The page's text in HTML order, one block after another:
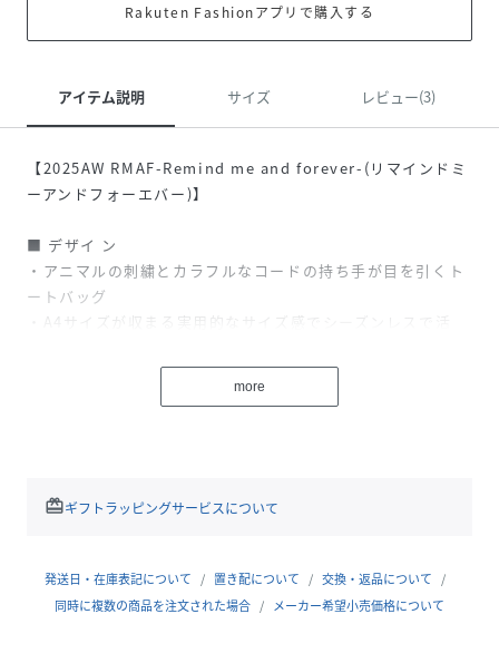
Rakuten Fashionアプリで購入する
アイテム説明 サイズ レビュー(3)
【2025AW RMAF-Remind me and forever-(リマインドミ
ーアンドフォーエバー)】
■ デザイ ン
・アニマルの刺繍とカラフルなコードの持ち手が目を引くト
ートバッグ
・A4サイズが収まる実用的なサイズ感でシーズンレスで活
・厚めのナイロン地で使いまわしの効くアイテムです。
どの通知を受け取ることができます。
・「♡お気に入りブランドに追加」で新商品・再入荷・セー
more
redeemギフトラッピングサービスについて
発送日・在庫表記について 置き配について
交換・返品について
同時に複数の商品を注文された場合
メーカー希望小売価格について